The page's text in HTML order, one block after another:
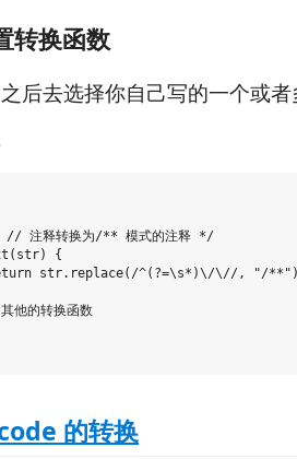
转换函数
后去选择你自己写的一个或
注释转换为/** 模式的注释 */
{
str.replace(/^(?=\s*)\/\//, "/
他的转换函数
的转换